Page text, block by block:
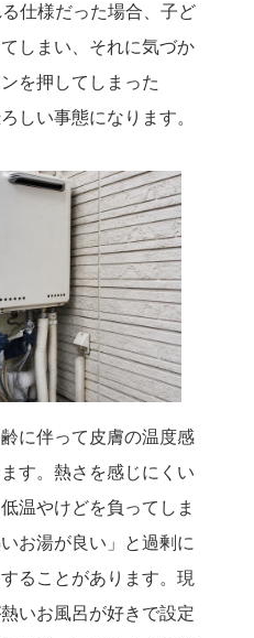
仕様だった場合、子ど
しまい、それに気づか
を押してしまった
しい事態になります。
に伴って皮膚の温度感
す。熱さを感じにくい
温やけどを負ってしま
お湯が良い」と過剰に
ることがあります。現
いお風呂が好きで設定